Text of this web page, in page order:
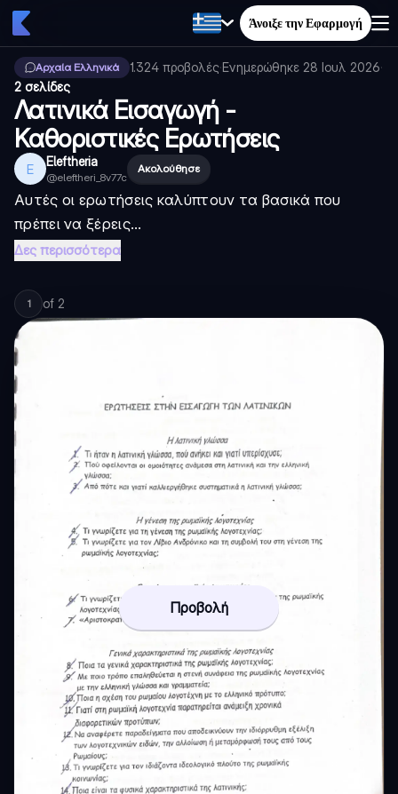
Άνοιξε την Εφαρμογή
Αρχαία Ελληνικά 1.324 προβολές·Ενημερώθηκε 28 Ιουλ 2026·
2 σελίδες
Λατινικά Εισαγωγή -
Καθοριστικές Ερωτήσεις
E Eleftheria
@eleftheri_8v77c
Ακολούθησε
Αυτές οι ερωτήσεις καλύπτουν τα βασικά που
πρέπει να ξέρεις...
Δες περισσότερα
1 of 2
Προβολή